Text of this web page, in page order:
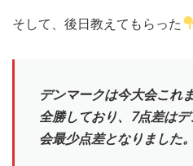
そして、後日教えてもらった
デンマークは今大会これ
全勝しており、7点差は
会最少点差となりました。